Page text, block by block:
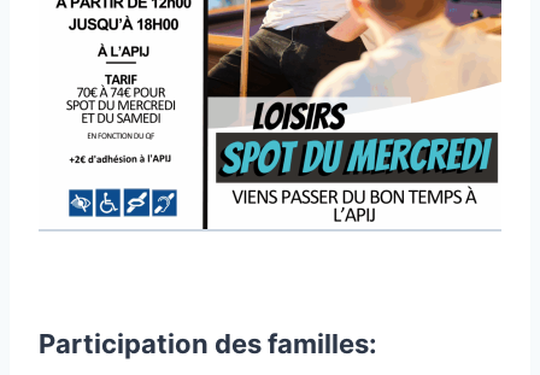
Participation des familles: